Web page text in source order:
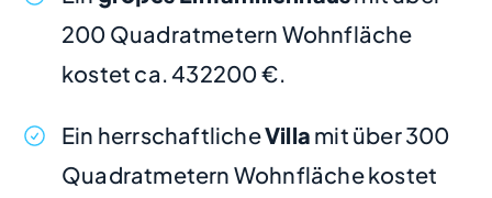
200 Quadratmetern Wohnfläche
kostet ca. 432200 €.
Ein herrschaftlicheVilla mit über 300
Quadratmetern Wohnfläche kostet